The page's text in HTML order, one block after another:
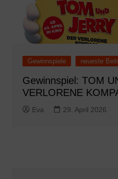
Gewinnspiele neueste
Gewinnspiel: TOM
VERLORENE
Eva 29. April 2026